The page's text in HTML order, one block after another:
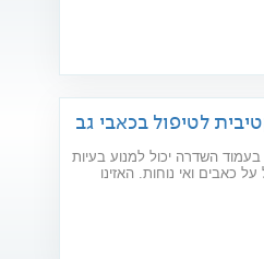
קלינית בעלת
תואר ראשון B.Sc
ספורט...לטיפול בכאבי גב
השדרה יכול למנוע בעיות
כאבים ואי נוחות. האזינו